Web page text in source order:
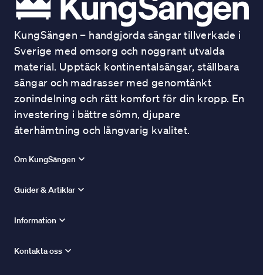
KungSängen – handgjorda sängar tillverkade i
Sverige med omsorg och noggrant utvalda
material. Upptäck kontinentalsängar, ställbara
sängar och madrasser med genomtänkt
zonindelning och rätt komfort för din kropp. En
investering i bättre sömn, djupare
återhämtning och långvarig kvalitet.
Om KungSängen
Guider & Artiklar
Information
Kontakta oss